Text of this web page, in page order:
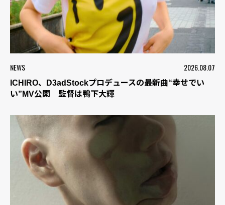
NEWS 2026.08.07
ICHIRO、D3adStockプロデュースの最新曲“幸せでい
い”MV公開 監督は鴨下大輝